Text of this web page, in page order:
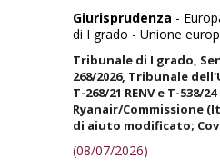
Giurisprudenza -
di I grado - Unione
Tribunale di I grado,
268/2026, Tribunale
T-268/21 RENV e T-538/24
Ryanair/Commissione
di aiuto modificato;
(08/07/2026)